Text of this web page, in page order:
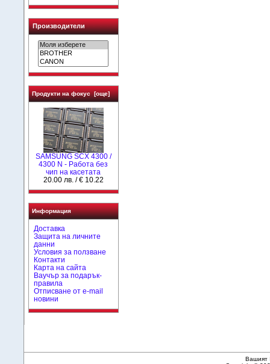
Производители
Продукти на фокус [още]
SAMSUNG SCX 4300 /
4300 N - Работа без
чип на касетата
20.00 лв. / € 10.22
Информация
Доставка
Защита на личните
данни
Условия за ползване
Контакти
Карта на сайта
Ваучър за подарък-
правила
Отписване от e-mail
новини
Вашият